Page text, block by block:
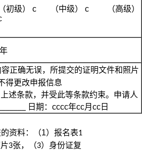
（初级） c （中级） c （高级）
年
正确无误，所提交的证明文件和照片
得更改申报信息
述条款，并受此等条款约束。申请人
日期： cccc年cc月cc日
资料：（1）报名表1
3张，（3）身份证复